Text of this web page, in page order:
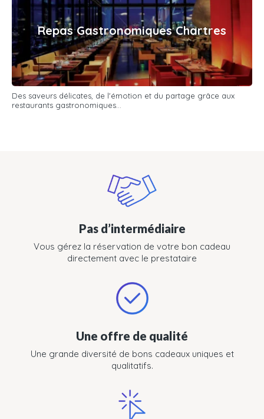
Repas Gastronomiques Chartres
Des saveurs délicates, de l'émotion et du partage grâce aux
restaurants gastronomiques...
Pas d’intermédiaire
Vous gérez la réservation de votre bon cadeau
directement avec le prestataire
Une offre de qualité
Une grande diversité de bons cadeaux uniques et
qualitatifs.